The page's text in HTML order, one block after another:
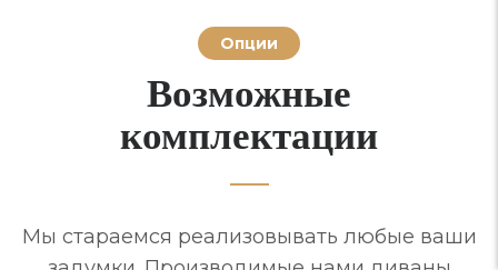
Опции
Возможные
комплектации
Мы стараемся реализовывать любые ваши